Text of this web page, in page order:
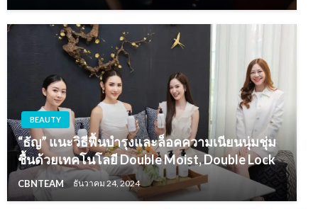
BEAUTY
“ธัญ” แนะวิธีฟื้นบำรุงและล็อคความเนียนนุ่มชุ่ม
ชื้นด้วยเทคโนโลยี Double Moist, Double Lock
CBNTEAM ธันวาคม 24, 2024